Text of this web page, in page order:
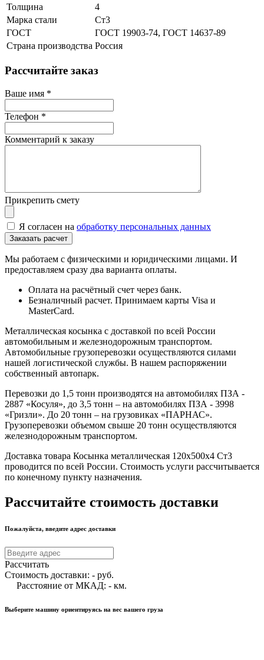
Толщина
4
Марка стали
Ст3
ГОСТ
ГОСТ 19903-74, ГОСТ 14637-89
Страна производства Россия
Рассчитайте заказ
Ваше имя *
Телефон *
Комментарий к заказу
Прикрепить смету
Я согласен на обработку персональных данных
Мы работаем с физическими и юридическими лицами. И
предоставляем сразу два варианта оплаты.
Оплата на расчётный счет через банк.
Безналичный расчет. Принимаем карты Visa и
MasterCard.
Металлическая косынка с доставкой по всей России
автомобильным и железнодорожным транспортом.
Автомобильные грузоперевозки осуществляются силами
нашей логистической службы. В нашем распоряжении
собственный автопарк.
Перевозки до 1,5 тонн производятся на автомобилях ПЗА -
2887 «Косуля», до 3,5 тонн – на автомобилях ПЗА - 3998
«Гризли». До 20 тонн – на грузовиках «ПАРНАС».
Грузоперевозки объемом свыше 20 тонн осуществляются
железнодорожным транспортом.
Доставка товара Косынка металлическая 120х500х4 Ст3
проводится по всей России. Стоимость услуги рассчитывается
по конечному пункту назначения.
Рассчитайте стоимость доставки
Пожалуйста, введите адрес доставки
Рассчитать
Стоимость доставки: - руб.
Расстояние от МКАД: - км.
Выберите машину ориентируясь на вес вашего груза